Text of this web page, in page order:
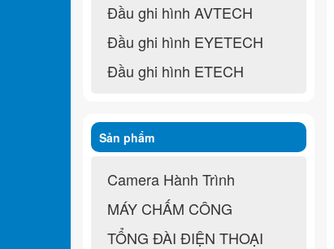
Đầu ghi hình AVTECH
Đầu ghi hình EYETECH
Đầu ghi hình ETECH
Sản phẩm
Camera Hành Trình
MÁY CHẤM CÔNG
TỔNG ĐÀI ĐIỆN THOẠI